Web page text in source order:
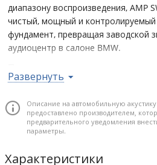
диапазону воспроизведения, AMP
чистый, мощный и контролируемый
фундамент, превращая заводской
аудиоцентр в салоне BMW.
и быстрый монтаж без
Проработанный низкий
насыщенный и плотный бас,
150 Вт номинальной мощности
Развернуть
Описание на автомобильную акустику
предоставлено производителем,
предварительного уведомления
параметры.
Характеристики